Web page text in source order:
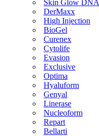
Skin Glow DNA
DerMaxx
High Injection
BioGel
Curenex
Cytolife
Evasion
Exclusive
Optima
Hyaluform
Genyal
Linerase
Nucleoform
Repart
Bellarti